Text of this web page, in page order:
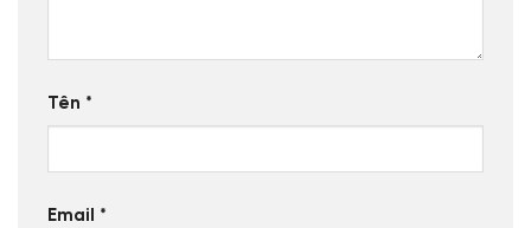
Tên *
Email *